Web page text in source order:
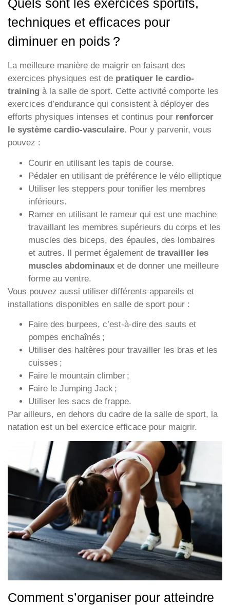
Quels sont les exercices sportifs,
techniques et efficaces pour
diminuer en poids ?
La meilleure manière de maigrir en faisant des
exercices physiques est de pratiquer le cardio-
training à la salle de sport. Cette activité comporte les
exercices d’endurance qui consistent à déployer des
efforts physiques intenses et continus pour renforcer
le système cardio-vasculaire. Pour y parvenir, vous
pouvez :
Courir en utilisant les tapis de course.
Pédaler en utilisant de préférence le vélo elliptique
Utiliser les steppers pour tonifier les membres
inférieurs.
Ramer en utilisant le rameur qui est une machine
travaillant les membres supérieurs du corps et les
muscles des biceps, des épaules, des lombaires
et autres. Il permet également de travailler les
muscles abdominaux et de donner une meilleure
forme au ventre.
Vous pouvez aussi utiliser différents appareils et
installations disponibles en salle de sport pour :
Faire des burpees, c’est-à-dire des sauts et
pompes enchaînés ;
Utiliser des haltères pour travailler les bras et les
cuisses ;
Faire le mountain climber ;
Faire le Jumping Jack ;
Utiliser les sacs de frappe.
Par ailleurs, en dehors du cadre de la salle de sport, la
natation est un bel exercice efficace pour maigrir.
Comment s’organiser pour atteindre